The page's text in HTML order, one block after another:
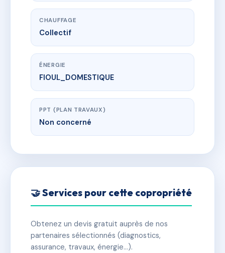
CHAUFFAGE
Collectif
ÉNERGIE
FIOUL_DOMESTIQUE
PPT (PLAN TRAVAUX)
Non concerné
🤝 Services pour cette copropriété
Obtenez un devis gratuit auprès de nos
partenaires sélectionnés (diagnostics,
assurance, travaux, énergie…).